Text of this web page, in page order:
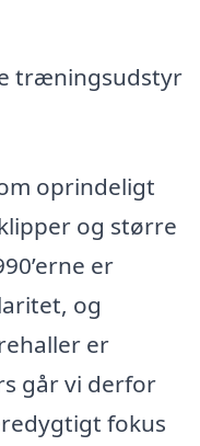
træningsudstyr
oprindeligt
og større
er
og
er
går vi derfor
fokus